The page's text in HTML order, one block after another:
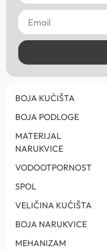
BOJA KUĆIŠTA
BOJA PODLOGE
MATERIJAL
NARUKVICE
VODOOTPORNOST
SPOL
VELIČINA KUĆIŠTA
BOJA NARUKVICE
MEHANIZAM